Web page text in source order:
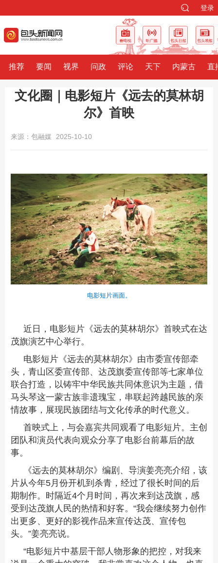
登录
推荐 要闻 视界 问政 评论 天下 内蒙古 直
文化圈｜电影短片《远去的莫林胡
尔》首映
来源：包融媒 2025-10-10
电影短片画面。
近日，电影短片《远去的莫林胡尔》首映式在达
茂旗演艺中心举行。
电影短片《远去的莫林胡尔》由市委宣传部牵
头，青山区委宣传部、达茂旗委宣传部等七家单位
联合打造，以铸牢中华民族共同体意识为主题，借
马头琴这一蒙古族非遗瑰宝，串联起跨越民族的亲
情故事，展现民族团结与文化传承的时代意义。
首映式上，与会嘉宾共同观看了电影短片。主创
团队和演员代表向观众分享了电影台前幕后的故
事。
《远去的莫林胡尔》编剧、导演姜亮亮介绍，该
片从今年5月份开机到杀青，经过了很长时间的后
期制作。时隔近4个月时间，再次来到达茂旗，感
受到达茂旗人民的热情和好客。“我会继续努力创作
出更多、更好的影视作品来宣传达茂、宣传包
头。”姜亮亮说。
“电影短片中基层干部人物形象的把控，对我来